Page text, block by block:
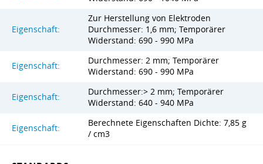
Eigenschaft:
Zur Herstellung von Elektroden
Durchmesser: 1,6 mm; Temporärer
Widerstand: 690 - 990 MPa
Eigenschaft:
Durchmesser: 2 mm; Temporärer
Widerstand: 690 - 990 MPa
Eigenschaft:
Durchmesser:> 2 mm; Temporärer
Widerstand: 640 - 940 MPa
Eigenschaft:
Berechnete Eigenschaften Dichte: 7,85 g
/ cm3